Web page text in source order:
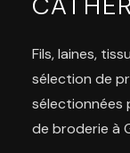
Fils, laines,
sélection de
sélectionnées
de broderie à